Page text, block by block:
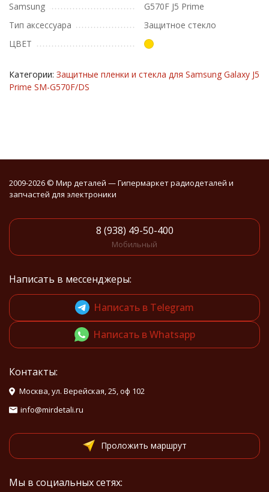
Samsung
G570F J5 Prime
Тип аксессуара
Защитное стекло
ЦВЕТ
Категории: Защитные пленки и стекла для Samsung Galaxy J5
Prime SM-G570F/DS
2009-2026 © Мир деталей — Гипермаркет радиодеталей и
запчастей для электроники
8 (938) 49-50-400
Мобильный
Написать в мессенджеры:
Написать в Telegram
Написать в Whatsapp
Контакты:
Москва, ул. Верейская, 25, оф 102
info@mirdetali.ru
Проложить маршрут
Мы в социальных сетях: